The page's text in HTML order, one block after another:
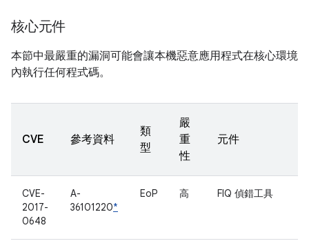
核心元件
本節中最嚴重的漏洞可能會讓本機惡意應用程式在核心環境
內執行任何程式碼。
CVE 參考資料
類
型
嚴
重
性
元件
CVE-
2017-
0648
A-
36101220*
EoP 高 FIQ 偵錯工具